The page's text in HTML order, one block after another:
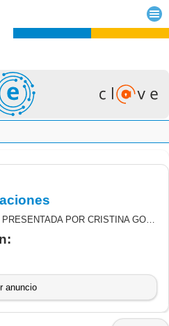
RESPUESTA A LA ALEGACIÓN PRESENTADA POR CRISTINA GONZÁLEZ LORENZO EN RELACIÓN AL EXPEDIENTE 476/1/2024-0923104331 DE LA SUBVENCIÓN DERIVADA DE LA ORDEN 199/2024 DE 27 DE AGOSTO DE 2024 DEL CONSEJERO TRANSICIÓN ECOLÓGICA Y ENERGÍA, POR LA QUE SE ESTABLECEN LAS BASES REGULADORAS Y LA CONVOCATORIA DE DE SUBVENCIONES EN RÉGIMEN DE CONCURRENCIA NO COMPETITIVA PARA LAS AYUDAS DESTINADAS AL FOMENTO DE LA GENERACIÓN FOTOVOLTAICA EN ESPACIOS ANTROPIZADOS, EN EL MARCO DE LA ESTRATEGIA DE ENERGÍA SOSTENIBLE EN LAS ISLAS CANARIAS (PROGRAMA 8, LÍNEA 1), CON CARGO AL INSTRUMENTO DE FINANCIACIÓN EUROPEO FONDOS “NEXT GENERATION EU”, DEL PLAN DE RECUPERACIÓN, TRANSFORMACIÓN Y RESILIENCIA (COMPONENTE 7, INVERSIÓN 2). (BOE n.º 171 de 30 de Agosto de 2024)
anuncio